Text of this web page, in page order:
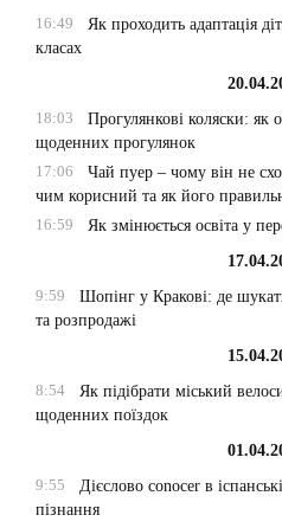
16:49
Як проходить адаптація
класах
18:03
Прогулянкові коляски: як
щоденних прогулянок
17:06
Чай пуер – чому він не
чим корисний та як його
16:59
Як змінюється освіта у
9:59
Шопінг у Кракові: де
та розпродажі
8:54
Як підібрати міський
щоденних поїздок
9:55
Дієслово conocer в
пізнання